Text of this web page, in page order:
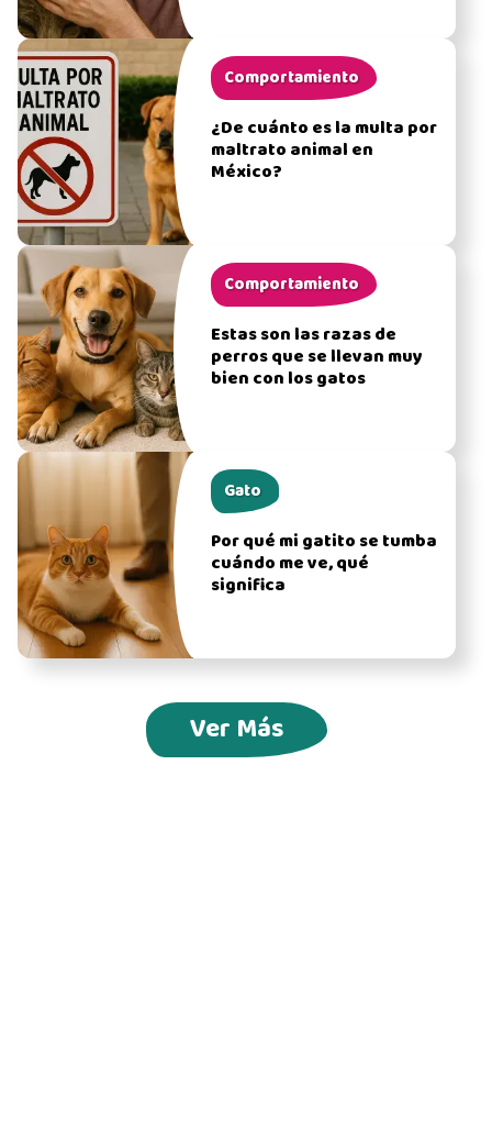
Comportamiento
¿De cuánto es la multa por
maltrato animal en
México?
Comportamiento
Estas son las razas de
perros que se llevan muy
bien con los gatos
Gato
Por qué mi gatito se tumba
cuándo me ve, qué
significa
Ver Más